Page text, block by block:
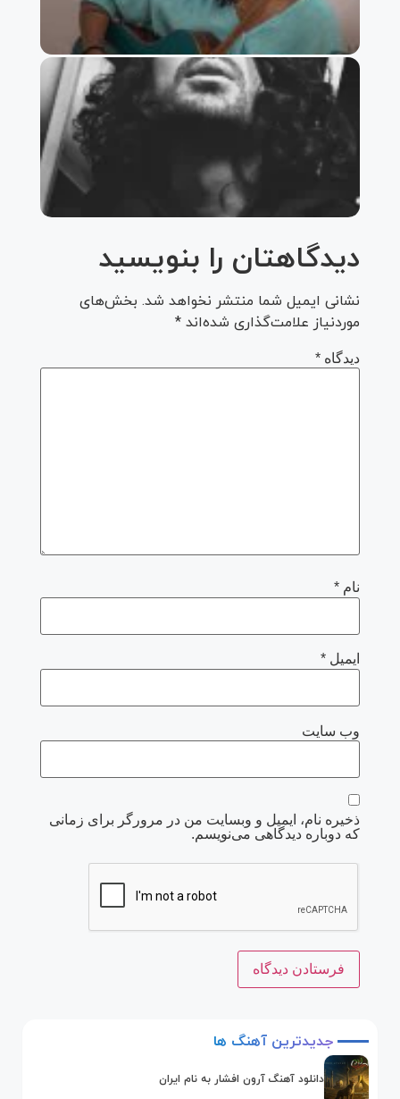
دیدگاهتان را بنویسید
نشانی ایمیل شما منتشر نخواهد شد. بخش‌های
موردنیاز علامت‌گذاری شده‌اند *
دیدگاه *
نام *
ایمیل *
وب‌ سایت
ذخیره نام، ایمیل و وبسایت من در مرورگر برای زمانی
که دوباره دیدگاهی می‌نویسم.
جدیدترین آهنگ ها
دانلود آهنگ آرون افشار به نام ایران